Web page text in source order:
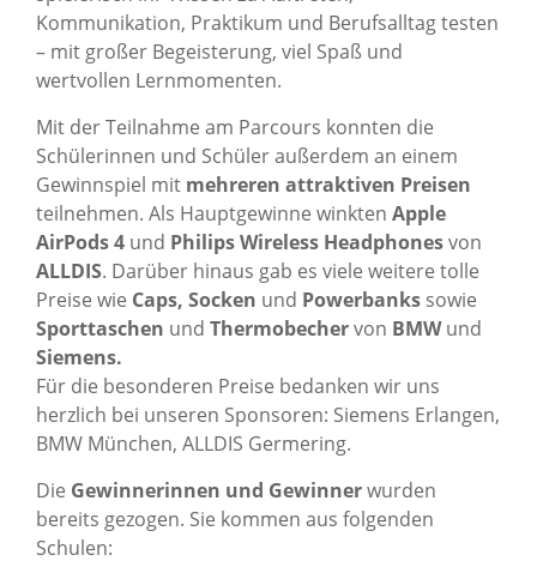
Kommunikation, Praktikum und Berufsalltag testen
– mit großer Begeisterung, viel Spaß und
wertvollen Lernmomenten.
Mit der Teilnahme am Parcours konnten die
Schülerinnen und Schüler außerdem an einem
Gewinnspiel mit mehreren attraktiven Preisen
teilnehmen. Als Hauptgewinne winkten Apple
AirPods 4 und Philips Wireless Headphonesvon
ALLDIS. Darüber hinaus gab es viele weitere tolle
Preise wie Caps, Socken und Powerbanks sowie
Sporttaschen und Thermobechervon BMWund
Siemens.
Für die besonderen Preise bedanken wir uns
herzlich bei unseren Sponsoren: Siemens Erlangen,
BMW München, ALLDIS Germering.
Die Gewinnerinnen und Gewinnerwurden
bereits gezogen. Sie kommen aus folgenden
Schulen: